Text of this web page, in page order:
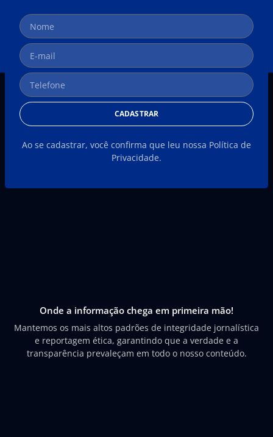
CADASTRAR
Ao se cadastrar, você confirma que leu nossa Política de
Privacidade.
Onde a informação chega em primeira mão!
Mantemos os mais altos padrões de integridade jornalística
e reportagem ética, garantindo que a verdade e a
transparência prevaleçam em todo o nosso conteúdo.